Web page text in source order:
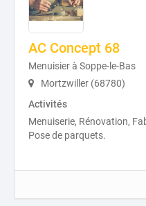
AC Concept 68
Menuisier à Soppe-le-Bas
Mortzwiller (68780)
Activités
Menuiserie, Rénovation,
Pose de parquets.